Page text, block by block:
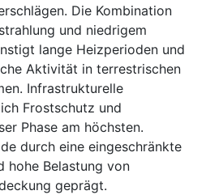
Die Kombination
und niedrigem
lange Heizperioden und
Aktivität in terrestrischen
Infrastrukturelle
Frostschutz und
Phase am höchsten.
durch eine eingeschränkte
hohe Belastung von
geprägt.